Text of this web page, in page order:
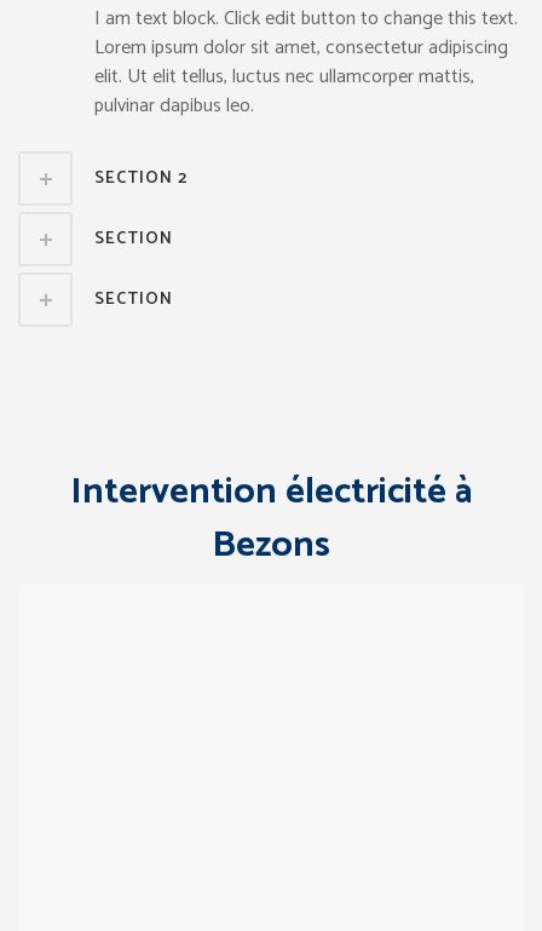
I am text block. Click edit button to change this text.
Lorem ipsum dolor sit amet, consectetur adipiscing
elit. Ut elit tellus, luctus nec ullamcorper mattis,
pulvinar dapibus leo.
SECTION 2
SECTION
SECTION
Intervention électricité à
Bezons